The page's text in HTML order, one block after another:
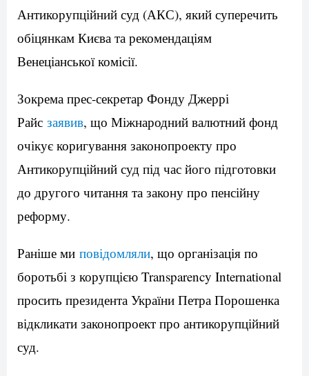
Антикорупційний суд (АКС), який суперечить
обіцянкам Києва та рекомендаціям
Венеціанської комісії.
Зокрема прес-секретар Фонду Джеррі
Райс заявив, що Міжнародний валютний фонд
очікує коригування законопроекту про
Антикорупційний суд під час його підготовки
до другого читання та закону про пенсійну
реформу.
Раніше ми повідомляли, що організація по
боротьбі з корупцією Transparency International
просить президента України Петра Порошенка
відкликати законопроект про антикорупційний
суд.